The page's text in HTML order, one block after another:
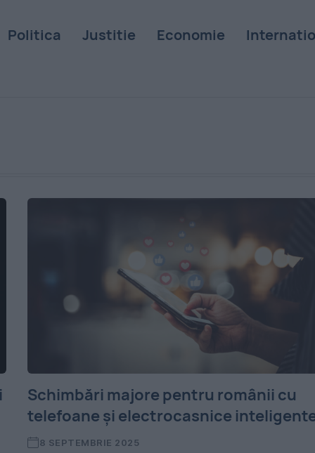
Politica Justitie Economie
Schimbări majore pentru românii cu
telefoane și electrocasnice
8 SEPTEMBRIE 2025